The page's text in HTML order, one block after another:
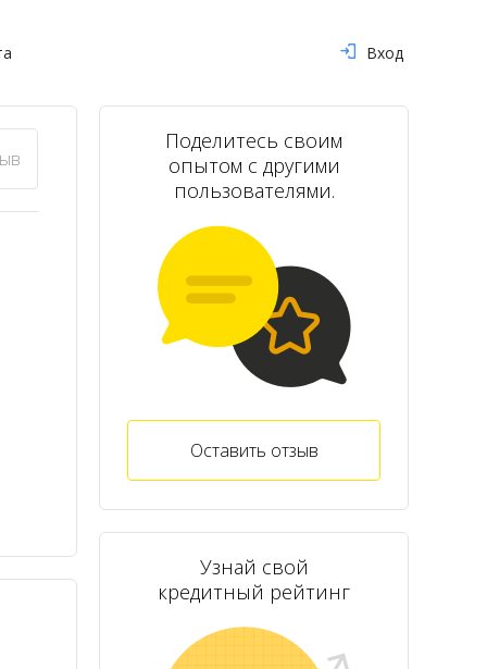
Вход
Поделитесь своим
опытом с другими
пользователями.
Оставить отзыв
Узнай свой
кредитный рейтинг